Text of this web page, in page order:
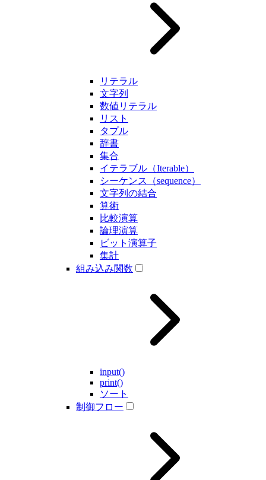
リテラル
文字列
数値リテラル
リスト
タプル
辞書
集合
イテラブル（Iterable）
シーケンス（sequence）
文字列の結合
算術
比較演算
論理演算
ビット演算子
集計
組み込み関数
input()
print()
ソート
制御フロー